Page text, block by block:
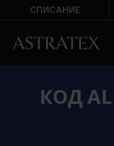
СПИСАНИЕ
КОД